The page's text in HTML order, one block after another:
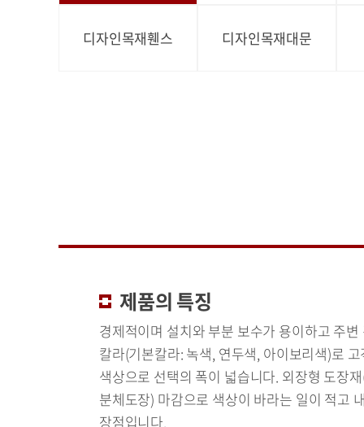
디자인목재휀스 디자인목재대문
제품의 특징
경제적이며 설치와 부분 보수가 용이하고 주
칼라(기본칼라: 녹색, 연두색, 아이보리색)로
색상으로 선택의 폭이 넓습니다. 외장형 도장
분체도장) 마감으로 색상이 바라는 일이 적고
장점입니다.